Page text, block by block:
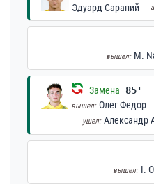
Эдуард Сарапий
вышел: M.
Замена 85'
вышел: Олег Федор
ушел: Александр
вышел: I.